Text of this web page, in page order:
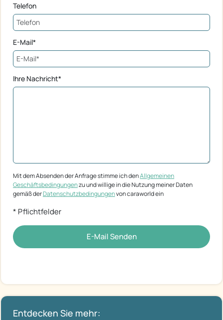
Telefon
E-Mail*
Ihre Nachricht*
Mit dem Absenden der Anfrage stimme ich denAllgemeinen
Geschäftsbedingungenzu und willige in die Nutzung meiner Daten
gemäß derDatenschutzbedingungenvon caraworld ein
* Pflichtfelder
E-Mail Senden
Entdecken Sie mehr: